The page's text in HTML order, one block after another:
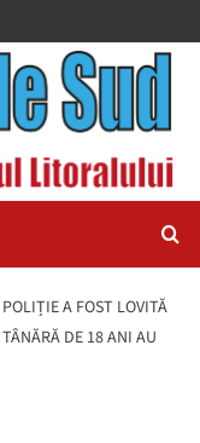
A FOST LOVITĂ
DE 18 ANI AU